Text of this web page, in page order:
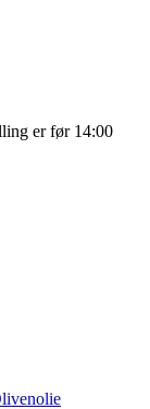
er før 14:00